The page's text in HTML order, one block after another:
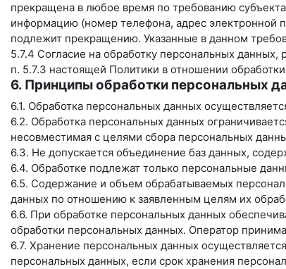
прекращена в любое время по требованию
информацию (номер телефона, адрес электронной
подлежит прекращению. Указанные в данном
5.7.4 Согласие на обработку персональных
п. 5.7.3 настоящей Политики в отношении
6. Принципы обработки персональных
6.1. Обработка персональных данных
6.2. Обработка персональных данных
несовместимая с целями сбора персональных
6.3. Не допускается объединение баз данных,
6.4. Обработке подлежат только персональные
6.5. Содержание и объем обрабатываемых
данных по отношению к заявленным целям их
6.6. При обработке персональных данных
обработки персональных данных. Оператор
6.7. Хранение персональных данных
персональных данных, если срок хранения